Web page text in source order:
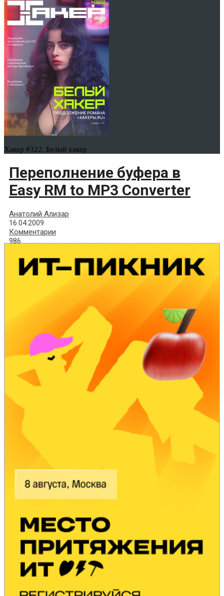
Хакер #322. Белый хакер
Переполнение буфера в
Easy RM to MP3 Converter
Анатолий Ализар
16.04.2009
Комментарии
986